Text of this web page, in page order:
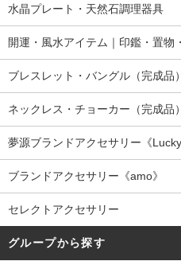
水晶プレート・天然石調理器具
開運・風水アイテム｜印鑑・置物
ブレスレット・バングル（完成品）
ネックレス・チョーカー（完成品）
夢源ブランドアクセサリー《
ブランドアクセサリー《amo》
セレクトアクセサリー
グループから探す